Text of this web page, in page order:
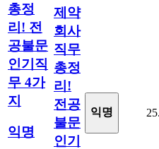
총정
리! 전
공불문
인기직
무 4가
지
익명
제약
회사
직무
총정
리!
전공
불문
인기
익명